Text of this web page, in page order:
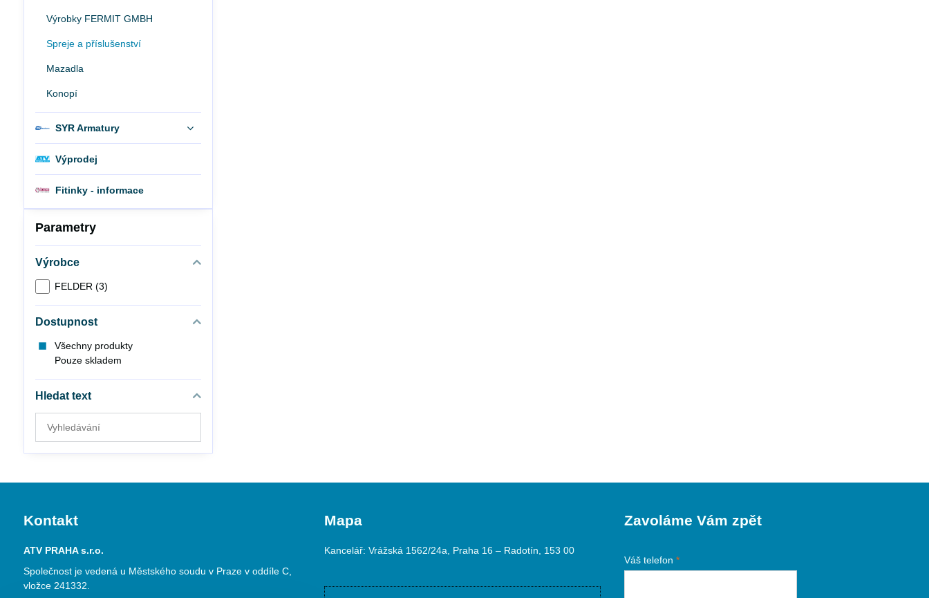
Parametry
Výrobce
FELDER (3)
Dostupnost
Všechny produkty
Pouze skladem
Hledat text
výsledky
filtru
Výrobky FERMIT GMBH
Spreje a příslušenství
Mazadla
Konopí
SYR Armatury
Výprodej
Fitinky - informace
Kontakt
ATV PRAHA s.r.o.
Společnost je vedená u Městského soudu v Praze v oddíle C,
vložce 241332.
Mapa
Kancelář: Vrážská 1562/24a, Praha 16 – Radotín, 153 00
Zavoláme Vám zpět
Váš telefon*